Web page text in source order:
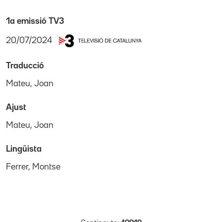
1a emissió TV3
20/07/2024
Traducció
Mateu, Joan
Ajust
Mateu, Joan
Lingüista
Ferrer, Montse